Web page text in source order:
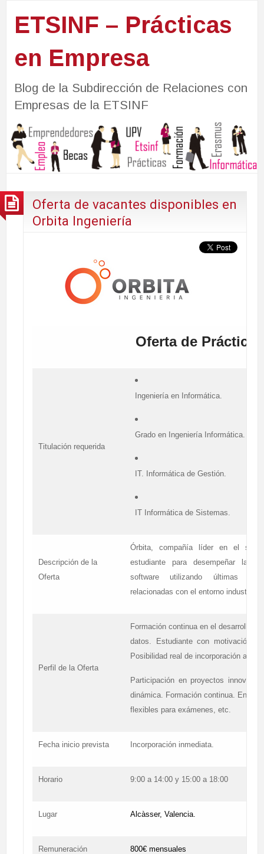
ETSINF – Prácticas
en Empresa
Blog de la Subdirección de Relaciones con
Empresas de la ETSINF
Oferta de vacantes disponibles en
Orbita Ingeniería
Oferta de Prácticas
Titulación requerida
Ingeniería en Informática.
Grado en Ingeniería Informática.
IT. Informática de Gestión.
IT Informática de Sistemas.
Descripción de la
Oferta
Órbita, compañía líder en el
estudiante para desempeñar las
software utilizando últimas
relacionadas con el entorno industrial.
Perfil de la Oferta
Formación continua en el desarrollo
datos. Estudiante con motivación
Posibilidad real de incorporación al
Participación en proyectos
dinámica. Formación continua. En lo
flexibles para exámenes, etc.
Fecha inicio prevista Incorporación inmediata.
Horario 9:00 a 14:00 y 15:00 a 18:00
Lugar Alcàsser, Valencia.
Remuneración 800€ mensuales